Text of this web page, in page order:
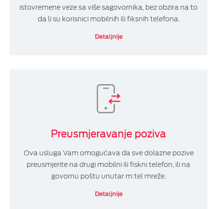
istovremene veze sa više sagovornika, bez obzira na to
da li su korisnici mobilnih ili fiksnih telefona.
Detaljnije
Preusmjeravanje poziva
Ova usluga Vam omogućava da sve dolazne pozive
preusmjerite na drugi mobilni ili fiskni telefon, ili na
govornu poštu unutar m:tel mreže.
Detaljnije